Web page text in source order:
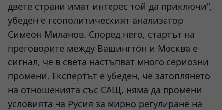
двете страни имат интерес той да приключи“,
убеден е геополитическият анализатор
Симеон Миланов. Според него, стартът на
преговорите между Вашингтон и Москва е
сигнал, че в света настъпват много сериозни
промени. Експертът е убеден, че затоплянето
на отношенията със САЩ, няма да промени
условията на Русия за мирно регулиране на